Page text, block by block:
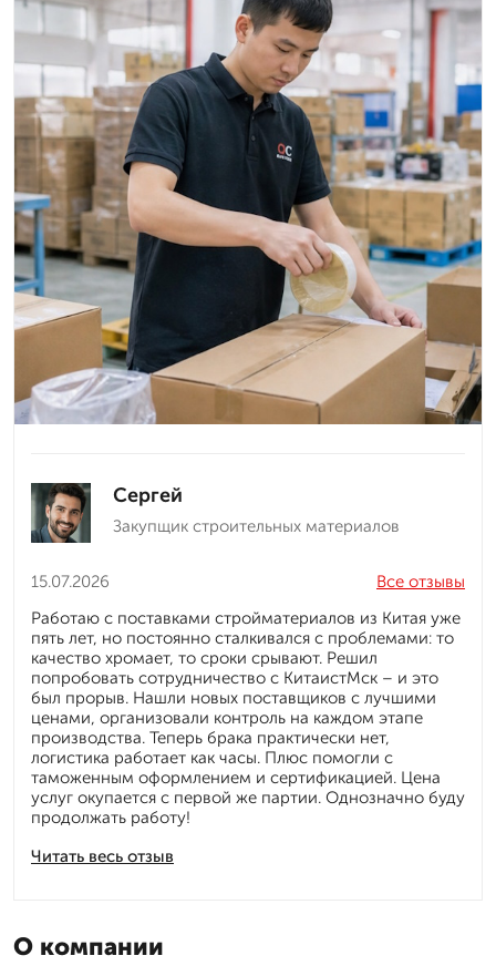
Сергей
Закупщик строительных материалов
15.07.2026
Читать весь отзыв
Все отзывы
Работаю с поставками стройматериалов из Китая уже
пять лет, но постоянно сталкивался с проблемами: то
качество хромает, то сроки срывают. Решил
попробовать сотрудничество с КитаистМск – и это
был прорыв. Нашли новых поставщиков с лучшими
ценами, организовали контроль на каждом этапе
производства. Теперь брака практически нет,
логистика работает как часы. Плюс помогли с
таможенным оформлением и сертификацией. Цена
услуг окупается с первой же партии. Однозначно буду
продолжать работу!
О компании